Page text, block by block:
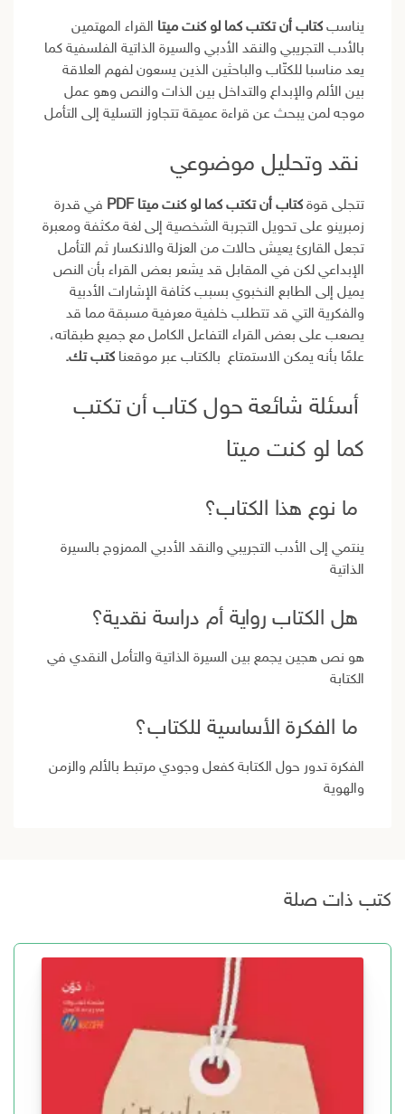
يناسب كتاب أن تكتب كما لو كنت ميتا القراء المهتمين
بالأدب التجريبي والنقد الأدبي والسيرة الذاتية الفلسفية كما
يعد مناسبا للكتّاب والباحثين الذين يسعون لفهم العلاقة
بين الألم والإبداع والتداخل بين الذات والنص وهو عمل
موجه لمن يبحث عن قراءة عميقة تتجاوز التسلية إلى التأمل
نقد وتحليل موضوعي
تتجلى قوة كتاب أن تكتب كما لو كنت ميتا PDF
في قدرة
زمبرينو على تحويل التجربة الشخصية إلى لغة مكثفة ومعبرة
تجعل القارئ يعيش حالات من العزلة والانكسار ثم التأمل
الإبداعي لكن في المقابل قد يشعر بعض القراء بأن النص
يميل إلى الطابع النخبوي بسبب كثافة الإشارات الأدبية
والفكرية التي قد تتطلب خلفية معرفية مسبقة مما قد
يصعب على بعض القراء التفاعل الكامل مع جميع طبقاته،
علمًا بأنه يمكن الاستمتاع بالكتاب عبر موقعنا كتب تك.
أسئلة شائعة حول كتاب أن تكتب
كما لو كنت ميتا
ما نوع هذا الكتاب؟
ينتمي إلى الأدب التجريبي والنقد الأدبي الممزوج بالسيرة
الذاتية
هل الكتاب رواية أم دراسة نقدية؟
هو نص هجين يجمع بين السيرة الذاتية والتأمل النقدي في
الكتابة
ما الفكرة الأساسية للكتاب؟
الفكرة تدور حول الكتابة كفعل وجودي مرتبط بالألم والزمن
والهوية
كتب ذات صلة